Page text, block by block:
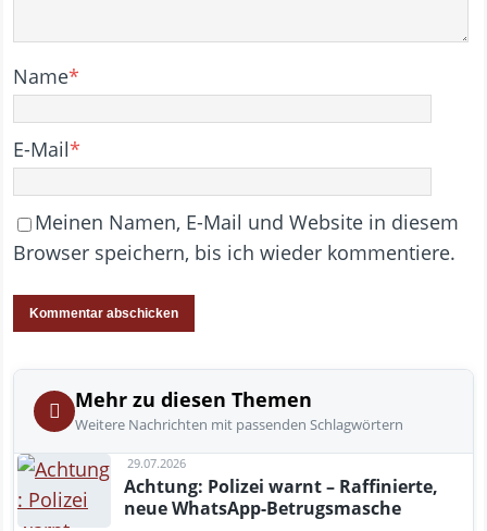
Name*
E-Mail*
Meinen Namen, E-Mail und Website in diesem
Browser speichern, bis ich wieder kommentiere.
Mehr zu diesen Themen
Weitere Nachrichten mit passenden Schlagwörtern
29.07.2026
Achtung: Polizei warnt – Raffinierte,
neue WhatsApp-Betrugsmasche